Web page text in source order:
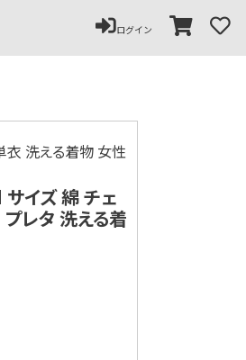
ログイン
衣 洗える着物 女性
イズ 綿 チェ
レタ 洗える着
ペー
ジト